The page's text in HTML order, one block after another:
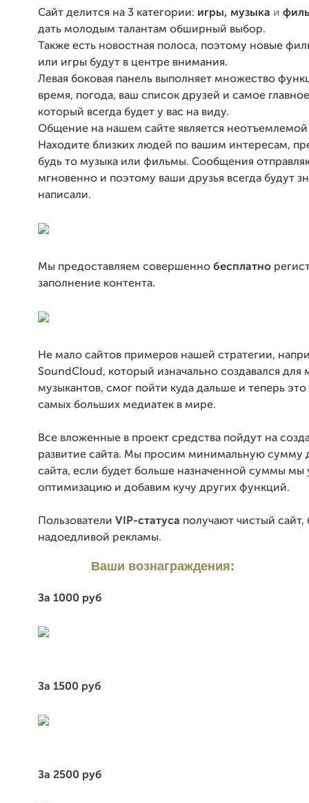
Сайт делится на 3 категории: игры, музыка и
дать молодым талантам обширный выбор.
Также есть новостная полоса, поэтому новые
или игры будут в центре внимания.
Левая боковая панель выполняет множество
время, погода, ваш список друзей и самое
который всегда будет у вас на виду.
Общение на нашем сайте является
Находите близких людей по вашим интересам,
будь то музыка или фильмы. Сообщения
мгновенно и поэтому ваши друзья всегда будут
написали.
Мы предоставляем совершенно бесплатно
заполнение контента.
Не мало сайтов примеров нашей стратегии,
SoundCloud, который изначально создавался для
музыкантов, смог пойти куда дальше и теперь
самых больших медиатек в мире.
Все вложенные в проект средства пойдут на
развитие сайта. Мы просим минимальную сумму
сайта, если будет больше назначенной суммы мы
оптимизацию и добавим кучу других функций.
Пользователи VIP-статуса получают чистый сайт,
надоедливой рекламы.
Ваши вознаграждения:
За 1000 руб
За 1500 руб
За 2500 руб